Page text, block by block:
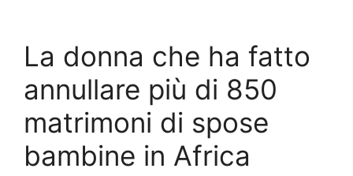
La donna che ha fatto
annullare più di 850
matrimoni di spose
bambine in Africa